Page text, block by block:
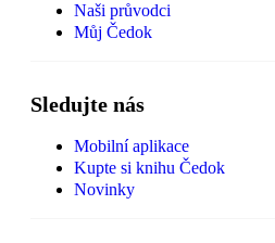
Naši průvodci
Můj Čedok
Sledujte nás
Mobilní aplikace
Kupte si knihu Čedok
Novinky